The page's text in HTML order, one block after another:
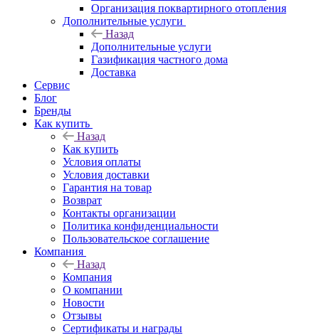
Организация поквартирного отопления
Дополнительные услуги
Назад
Дополнительные услуги
Газификация частного дома
Доставка
Сервис
Блог
Бренды
Как купить
Назад
Как купить
Условия оплаты
Условия доставки
Гарантия на товар
Возврат
Контакты организации
Политика конфиденциальности
Пользовательское соглашение
Компания
Назад
Компания
О компании
Новости
Отзывы
Сертификаты и награды